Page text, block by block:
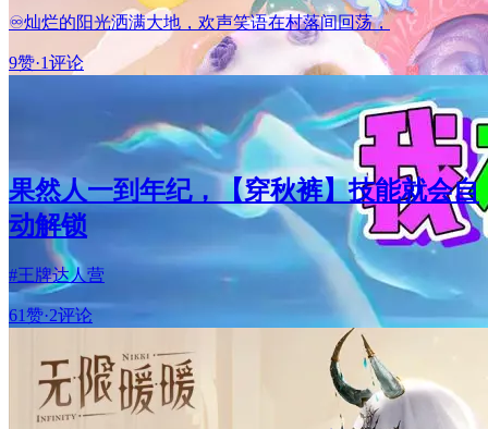
♾️灿烂的阳光洒满大地，欢声笑语在村落间回荡，
9赞·1评论
果然人一到年纪，【穿秋裤】技能就会自
动解锁
#王牌达人营
61赞·2评论